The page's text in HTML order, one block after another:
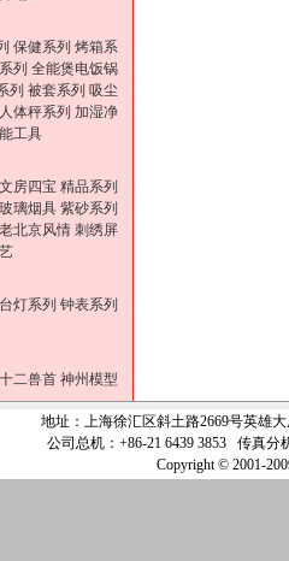
保健系列 烤箱系
列 全能煲电饭锅
列 被套系列 吸尘
人体秤系列 加湿净
工具
文房四宝 精品系列
玻璃烟具 紫砂系列
老北京风情 刺绣屏
台灯系列 钟表系列
十二兽首 神州模型
地址：上海徐汇区斜土路2669号英雄
公司总机：+86-21 6439 3853 传真分
Copyright © 2001-